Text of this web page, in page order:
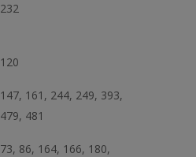
232
120
147, 161, 244, 249, 393,
479, 481
73, 86, 164, 166, 180,